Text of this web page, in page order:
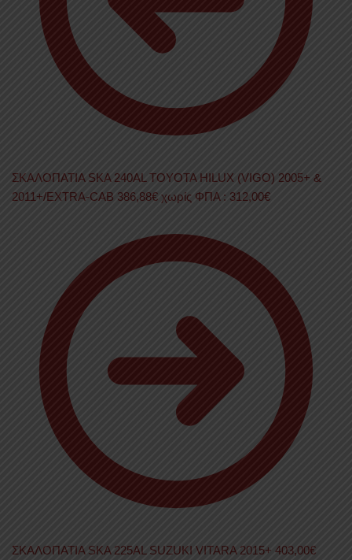
ΣΚΑΛΟΠΑΤΙΑ SKA 240AL TOYOTA HILUX (VIGO) 2005+ &
2011+/EXTRA-CAB 386,88€ χωρίς ΦΠΑ : 312,00€
ΣΚΑΛΟΠΑΤΙΑ SKA 225AL SUZUKI VITARA 2015+ 403,00€